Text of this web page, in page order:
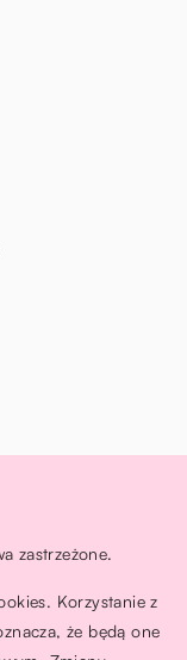
zastrzeżone.
Korzystanie z
że będą one